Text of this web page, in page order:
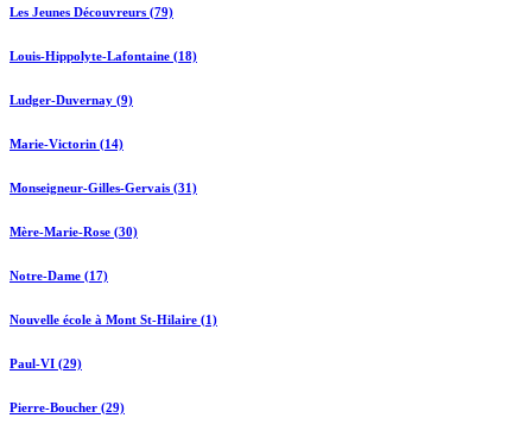
Les Jeunes Découvreurs (79)
Louis-Hippolyte-Lafontaine (18)
Ludger-Duvernay (9)
Marie-Victorin (14)
Monseigneur-Gilles-Gervais (31)
Mère-Marie-Rose (30)
Notre-Dame (17)
Nouvelle école à Mont St-Hilaire (1)
Paul-VI (29)
Pierre-Boucher (29)